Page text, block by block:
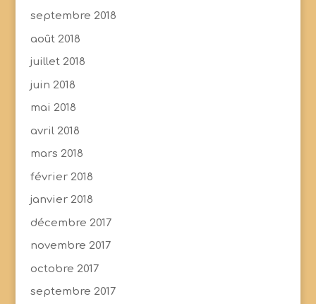
septembre 2018
août 2018
juillet 2018
juin 2018
mai 2018
avril 2018
mars 2018
février 2018
janvier 2018
décembre 2017
novembre 2017
octobre 2017
septembre 2017